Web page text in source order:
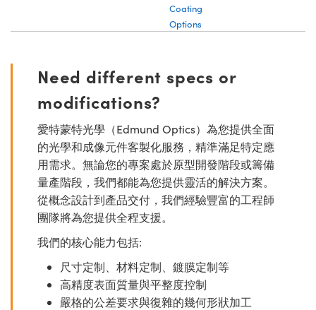
Coating
Options
Need different specs or
modifications?
愛特蒙特光學（Edmund Optics）為您提供全面
的光學和成像元件客製化服務，精準滿足特定應
用需求。無論您的專案處於原型開發階段或籌備
量產階段，我們都能為您提供靈活的解決方案。
從概念設計到產品交付，我們經驗豐富的工程師
團隊將為您提供全程支援。
我們的核心能力包括:
尺寸定制、材料定制、鍍膜定制等
高精度表面質量與平整度控制
嚴格的公差要求與復雜的幾何形狀加工